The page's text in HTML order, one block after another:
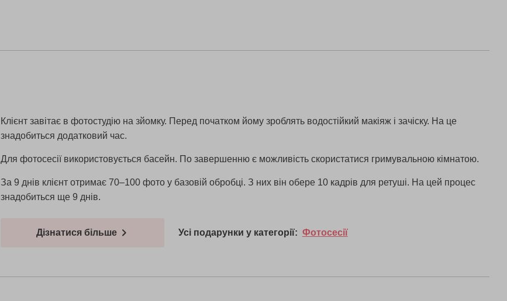
Клієнт завітає в фотостудію на зйомку. Перед початком йому зроблять водостійкий макіяж і зачіску. На це
знадобиться додатковий час.
Для фотосесії використовується басейн. По завершенню є можливість скористатися гримувальною кімнатою.
За 9 днів клієнт отримає 70–100 фото у базовій обробці. З них він обере 10 кадрів для ретуші. На цей процес
знадобиться ще 9 днів.
Дізнатися більше Усі подарунки у категорії: Фотосесії